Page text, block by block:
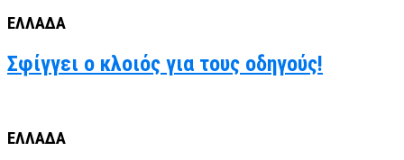
ΕΛΛΑΔΑ
Σφίγγει ο κλοιός για τους οδηγούς!
ΕΛΛΑΔΑ